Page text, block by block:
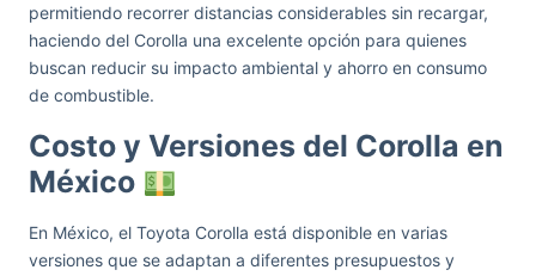
permitiendo recorrer distancias considerables sin recargar,
haciendo del Corolla una excelente opción para quienes
buscan reducir su impacto ambiental y ahorro en consumo
de combustible.
Costo y Versiones del Corolla en
México
En México, el Toyota Corolla está disponible en varias
versiones que se adaptan a diferentes presupuestos y